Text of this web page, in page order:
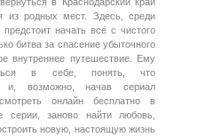
из родных мест. Здесь, среди
начать всё с чистого
битва за спасение убыточного
внутреннее путешествие. Ему
в себе, понять, что
и, возможно, начав сериал
онлайн бесплатно в
серии, заново найти любовь,
новую, настоящую жизнь